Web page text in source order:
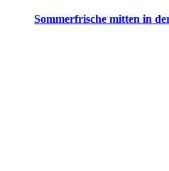
Sommerfrische mitten in